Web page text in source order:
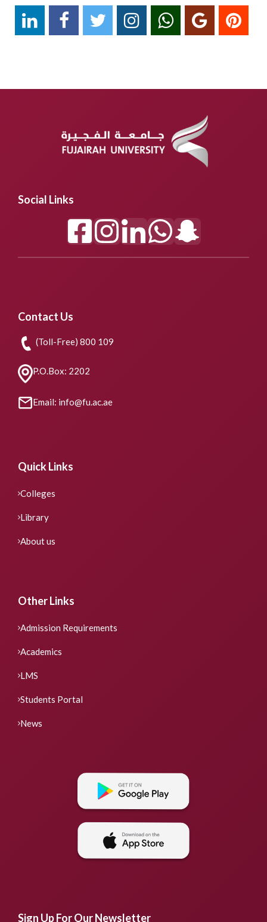
Social Links
Contact Us
(Toll-Free) 800 109
P.O.Box: 2202
Email: info@fu.ac.ae
Quick Links
Colleges
Library
About us
Other Links
Admission Requirements
Academics
LMS
Students Portal
News
Sign Up For Our Newsletter